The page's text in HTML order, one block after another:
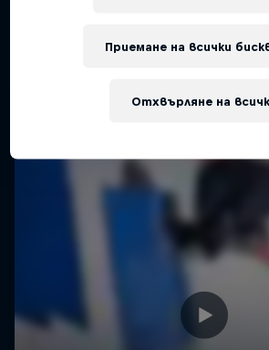
Отхвърляне на
Приемане на всички